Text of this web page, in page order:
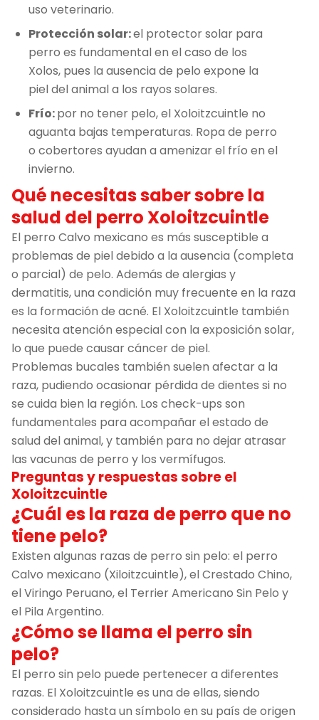
uso veterinario.
Protección solar:el protector solar para
perro es fundamental en el caso de los
Xolos, pues la ausencia de pelo expone la
piel del animal a los rayos solares.
Frío:por no tener pelo, el Xoloitzcuintle no
aguanta bajas temperaturas. Ropa de perro
o cobertores ayudan a amenizar el frío en el
invierno.
Qué necesitas saber sobre la
salud del perro Xoloitzcuintle
El perro Calvo mexicano es más susceptible a
problemas de piel debido a la ausencia (completa
o parcial) de pelo. Además de alergias y
dermatitis, una condición muy frecuente en la raza
es la formación de acné. El Xoloitzcuintle también
necesita atención especial con la exposición solar,
lo que puede causar cáncer de piel.
Problemas bucales también suelen afectar a la
raza, pudiendo ocasionar pérdida de dientes si no
se cuida bien la región. Los check-ups son
fundamentales para acompañar el estado de
salud del animal, y también para no dejar atrasar
las vacunas de perro y los vermífugos.
Preguntas y respuestas sobre el
Xoloitzcuintle
¿Cuál es la raza de perro que no
tiene pelo?
Existen algunas razas de perro sin pelo: el perro
Calvo mexicano (Xiloitzcuintle), el Crestado Chino,
el Viringo Peruano, el Terrier Americano Sin Pelo y
el Pila Argentino.
¿Cómo se llama el perro sin
pelo?
El perro sin pelo puede pertenecer a diferentes
razas. El Xoloitzcuintle es una de ellas, siendo
considerado hasta un símbolo en su país de origen